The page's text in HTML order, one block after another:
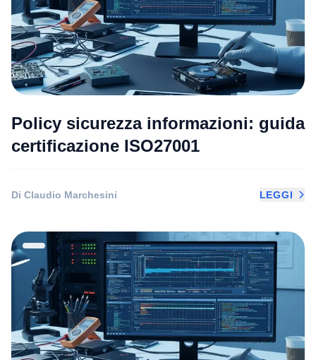
Policy sicurezza informazioni: guida
certificazione ISO27001
Di Claudio Marchesini LEGGI